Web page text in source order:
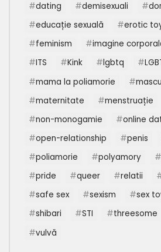
dating
demisexuali
educație sexuală
erotic
feminism
imagine
ITS
Kink lgbtq
mama la poliamorie
maternitate
menstruație
non-monogamie
online
open-relationship
penis
poliamorie
polyamory
pride
queer relatii
safe sex
sexism sex
shibari
STI threesome
vulvă